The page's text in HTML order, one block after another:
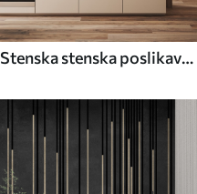
Stenska stenska poslikava